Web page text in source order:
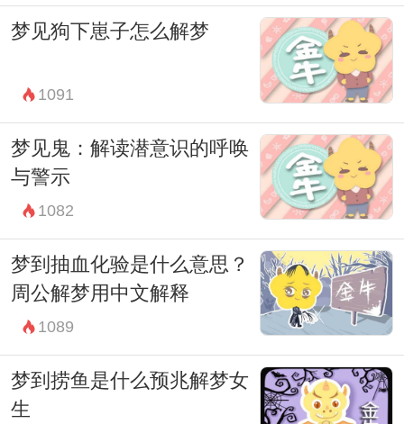
一种祝福和力量的赠予。
梦见狗下崽子怎么解梦
1091
梦见鬼：解读潜意识的呼唤
与警示
1082
梦到抽血化验是什么意思？
周公解梦用中文解释
1089
梦到捞鱼是什么预兆解梦女
生